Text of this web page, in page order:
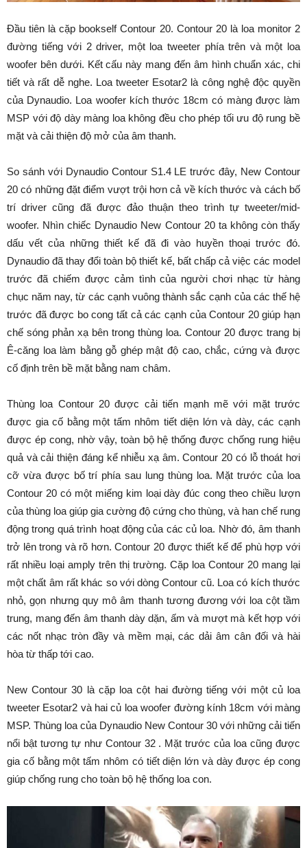
Đầu tiên là cặp bookself Contour 20. Contour 20 là loa monitor 2
đường tiếng với 2 driver, một loa tweeter phía trên và một loa
woofer bên dưới. Kết cấu này mang đến âm hình chuẩn xác, chi
tiết và rất dễ nghe. Loa tweeter Esotar2 là công nghệ độc quyền
của Dynaudio. Loa woofer kích thước 18cm có màng được làm
MSP với độ dày màng loa không đều cho phép tối ưu độ rung bề
mặt và cải thiện độ mở của âm thanh.
So sánh với Dynaudio Contour S1.4 LE trước đây, New Contour
20 có những đặt điểm vượt trội hơn cả về kích thước và cách bố
trí driver cũng đã được đảo thuận theo trình tự tweeter/mid-
woofer. Nhìn chiếc Dynaudio New Contour 20 ta không còn thấy
dấu vết của những thiết kế đã đi vào huyền thoại trước đó.
Dynaudio đã thay đổi toàn bộ thiết kế, bất chấp cả việc các model
trước đã chiếm được cảm tình của người chơi nhạc từ hàng
chục năm nay, từ các cạnh vuông thành sắc cạnh của các thế hệ
trước đã được bo cong tất cả các cạnh của Contour 20 giúp hạn
chế sóng phản xạ bên trong thùng loa. Contour 20 được trang bị
Ê-căng loa làm bằng gỗ ghép mật độ cao, chắc, cứng và được
cố định trên bề mặt bằng nam châm.
Thùng loa Contour 20 được cải tiến mạnh mẽ với mặt trước
được gia cố bằng một tấm nhôm tiết diện lớn và dày, các cạnh
được ép cong, nhờ vậy, toàn bộ hệ thống được chống rung hiệu
quả và cải thiện đáng kể nhiễu xạ âm. Contour 20 có lỗ thoát hơi
cỡ vừa được bố trí phía sau lung thùng loa. Mặt trước của loa
Contour 20 có một miếng kim loại dày đúc cong theo chiều lượn
của thùng loa giúp gia cường độ cứng cho thùng, và han chế rung
động trong quá trình hoạt động của các củ loa. Nhờ đó, âm thanh
trở lên trong và rõ hơn. Contour 20 được thiết kế để phù hợp với
rất nhiều loại amply trên thị trường. Cặp loa Contour 20 mang lại
một chất âm rất khác so với dòng Contour cũ. Loa có kích thước
nhỏ, gọn nhưng quy mô âm thanh tương đương với loa cột tầm
trung, mang đến âm thanh dày dặn, ấm và mượt mà kết hợp với
các nốt nhạc tròn đầy và mềm mại, các dải âm cân đối và hài
hòa từ thấp tới cao.
New Contour 30 là cặp loa cột hai đường tiếng với một củ loa
tweeter Esotar2 và hai củ loa woofer đường kính 18cm với màng
MSP. Thùng loa của Dynaudio New Contour 30 với những cải tiến
nổi bật tương tự như Contour 32 . Mặt trước của loa cũng được
gia cố bằng một tấm nhôm có tiết diện lớn và dày được ép cong
giúp chống rung cho toàn bộ hệ thống loa con.